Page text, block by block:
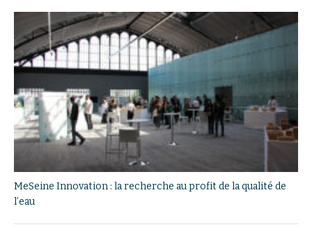
MeSeine Innovation : la recherche au profit de la qualité de
l’eau